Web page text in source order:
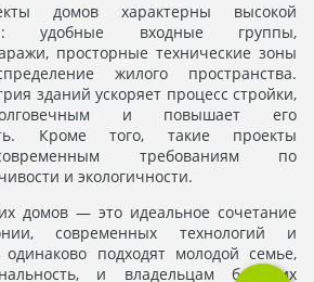
домов характерны высокой
удобные входные группы,
просторные технические зоны
жилого пространства.
зданий ускоряет процесс стройки,
и повышает его
Кроме того, такие проекты
требованиям по
и экологичности.
домов — это идеальное сочетание
современных технологий и
подходят молодой семье,
и владельцам больших